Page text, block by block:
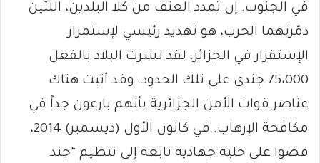
في الجنوب. إن تمدد العنف من كلا البلدين، اللتين
دمّرتهما الحرب، هو تهديد رئيسي لإستمرار
الإستقرار في الجزائر. لقد نشرت البلاد بالفعل
75،000 جندي على تلك الحدود. وقد أثبت هناك
عناصر قوات الأمن الجزائرية بأنهم بارعون جداً في
مكافحة الإرهاب. في كانون الأول (ديسمبر) 2014،
قضوا على خلية جهادية تابعة إلى تنظيم “جند